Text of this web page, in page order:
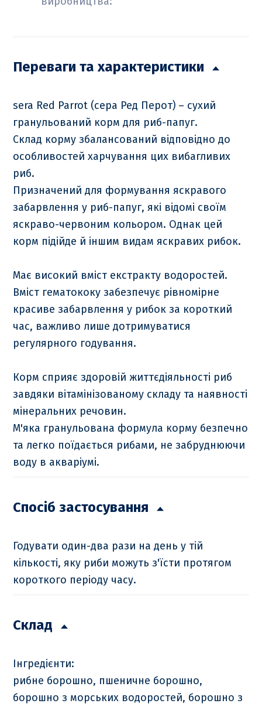
Переваги та характеристики
sera Red Parrot (сера Ред Перот) – сухий
гранульований корм для риб-папуг.
Склад корму збалансований відповідно до
особливостей харчування цих вибагливих
риб.
Призначений для формування яскравого
забарвлення у риб-папуг, які відомі своїм
яскраво-червоним кольором. Однак цей
корм підійде й іншим видам яскравих рибок.
Має високий вміст екстракту водоростей.
Вміст гематококу забезпечує рівномірне
красиве забарвлення у рибок за короткий
час, важливо лише дотримуватися
регулярного годування.
Корм сприяє здоровій життєдіяльності риб
завдяки вітамінізованому складу та наявності
мінеральних речовин.
М'яка гранульована формула корму безпечно
та легко поїдається рибами, не забруднюючи
воду в акваріумі.
Спосіб застосування
Годувати один-два рази на день у тій
кількості, яку риби можуть з'їсти протягом
короткого періоду часу.
Склад
Інгредієнти:
рибне борошно, пшеничне борошно,
борошно з морських водоростей, борошно з